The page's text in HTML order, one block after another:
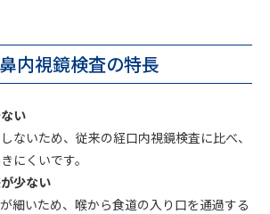
内視鏡検査の特長
い
ないため、従来の経口内視鏡検査に比べ、
にくいです。
少ない
細いため、喉から食道の入り口を通過する